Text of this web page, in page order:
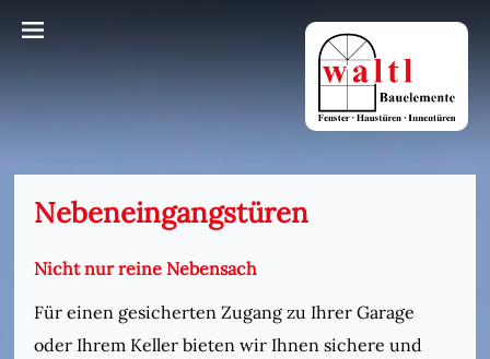
Nebeneingangstüren
Nicht nur reine Nebensach
Für einen gesicherten Zugang zu Ihrer Garage
oder Ihrem Keller bieten wir Ihnen sichere und